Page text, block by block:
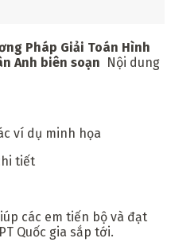
Pháp Giải Toán Hình
Anh biên soạn Nội dung
ví dụ minh họa
tiết
các em tiến bộ và đạt
Quốc gia sắp tới.